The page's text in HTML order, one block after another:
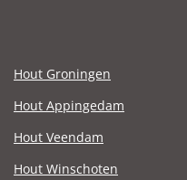
Hout Groningen
Hout Appingedam
Hout Veendam
Hout Winschoten